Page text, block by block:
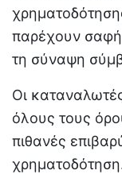
παρέχουν
τη σύναψη
Οι
όλους τους
πιθανές